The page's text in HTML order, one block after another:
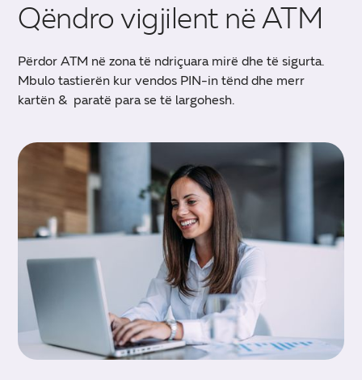
Qëndro vigjilent në ATM
Përdor ATM në zona të ndriçuara mirë dhe të sigurta.
Mbulo tastierën kur vendos PIN-in tënd dhe merr
kartën & paratë para se të largohesh.